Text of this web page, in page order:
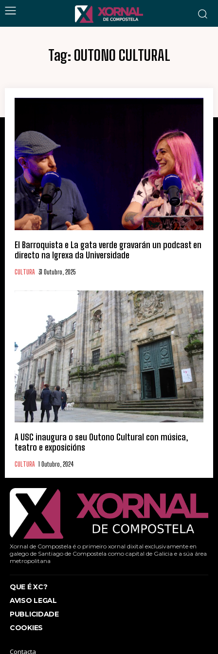
Tag: OUTONO CULTURAL
El Barroquista e La gata verde gravarán un podcast en
directo na Igrexa da Universidade
CULTURA 31 Outubro, 2025
A USC inaugura o seu Outono Cultural con música,
teatro e exposicións
CULTURA 1 Outubro, 2024
Xornal de Compostela é o primeiro xornal dixital exclusivamente en
galego de Santiago de Compostela como capital de Galicia e a súa área
metropolitana
QUE É XC?
AVISO LEGAL
PUBLICIDADE
COOKIES
Contacta